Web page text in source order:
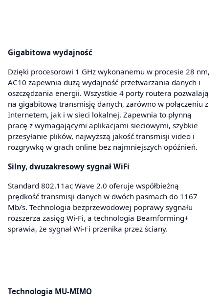
Gigabitowa wydajność
Dzięki procesorowi 1 GHz wykonanemu w procesie 28 nm,
AC10 zapewnia dużą wydajność przetwarzania danych i
oszczędzania energii. Wszystkie 4 porty routera pozwalają
na gigabitową transmisję danych, zarówno w połączeniu z
Internetem, jak i w sieci lokalnej. Zapewnia to płynną
pracę z wymagającymi aplikacjami sieciowymi, szybkie
przesyłanie plików, najwyższą jakość transmisji video i
rozgrywkę w grach online bez najmniejszych opóźnień.
Silny, dwuzakresowy sygnał WiFi
Standard 802.11ac Wave 2.0 oferuje współbieżną
prędkość transmisji danych w dwóch pasmach do 1167
Mb/s. Technologia bezprzewodowej poprawy sygnału
rozszerza zasięg Wi-Fi, a technologia Beamforming+
sprawia, że sygnał Wi-Fi przenika przez ściany.
Technologia MU-MIMO